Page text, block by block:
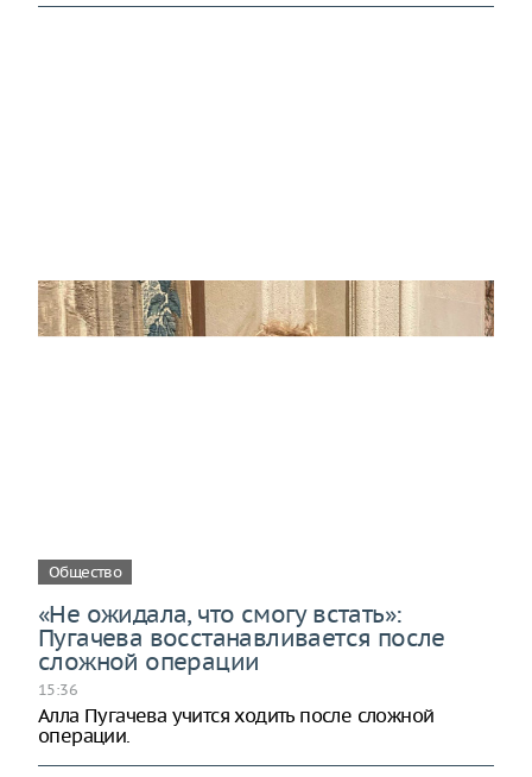
Общество
«Не ожидала, что смогу встать»:
Пугачева восстанавливается после
сложной операции
15:36
Алла Пугачева учится ходить после сложной
операции.